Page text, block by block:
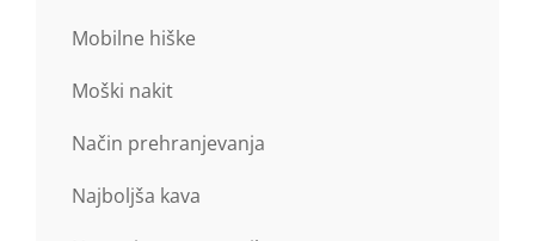
Mobilne hiške
Moški nakit
Način prehranjevanja
Najboljša kava